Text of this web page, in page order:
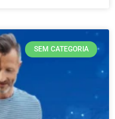
SEM CATEGORIA